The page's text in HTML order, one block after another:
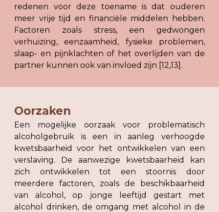
redenen voor deze toename is dat ouderen
meer vrije tijd en financiële middelen hebben.
Factoren zoals stress, een gedwongen
verhuizing, eenzaamheid, fysieke problemen,
slaap- en pijnklachten of het overlijden van de
partner kunnen ook van invloed zijn [12,13].
Oorzaken
Een mogelijke oorzaak voor problematisch
alcoholgebruik is een in aanleg verhoogde
kwetsbaarheid voor het ontwikkelen van een
verslaving. De aanwezige kwetsbaarheid kan
zich ontwikkelen tot een stoornis door
meerdere factoren, zoals de beschikbaarheid
van alcohol, op jonge leeftijd gestart met
alcohol drinken, de omgang met alcohol in de